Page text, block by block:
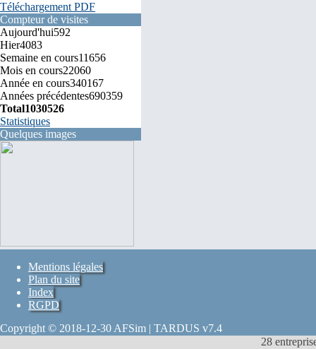
Téléchargement PDF
Compteur de visites
Aujourd'hui592
Hier4083
Semaine en cours11656
Mois en cours22060
Année en cours340167
Années précédentes690359
Total1030526
Statistiques
Quelques images
Mentions légales
Plan du site
Index
RGPD
Copyright © 2018-12-30 AFSim | TARDUS v7.4
28